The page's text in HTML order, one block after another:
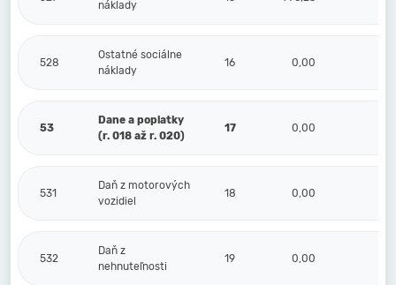
náklady
528
Ostatné sociálne
náklady
16 0,00
53
Dane a poplatky
(r. 018 až r. 020)
17 0,00
531
Daň z motorových
vozidiel
18 0,00
532
Daň z
nehnuteľnosti
19 0,00